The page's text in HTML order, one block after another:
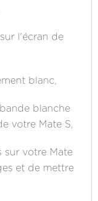
l'écran de
blanc,
blanche
votre Mate S,
sur votre Mate
et de mettre